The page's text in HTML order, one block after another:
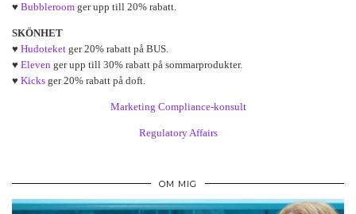
♥ Bubbleroom ger upp till 20% rabatt.
SKÖNHET
♥ Hudoteket ger 20% rabatt på BUS.
♥ Eleven ger upp till 30% rabatt på sommarprodukter.
♥ Kicks ger 20% rabatt på doft.
Marketing Compliance-konsult
Regulatory Affairs
OM MIG